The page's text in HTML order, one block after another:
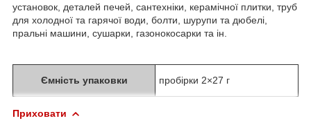
установок, деталей печей, сантехніки, керамічної плитки, труб
для холодної та гарячої води, болти, шурупи та дюбелі,
пральні машини, сушарки, газонокосарки та ін.
Ємність упаковки пробірки 2×27 г
Приховати